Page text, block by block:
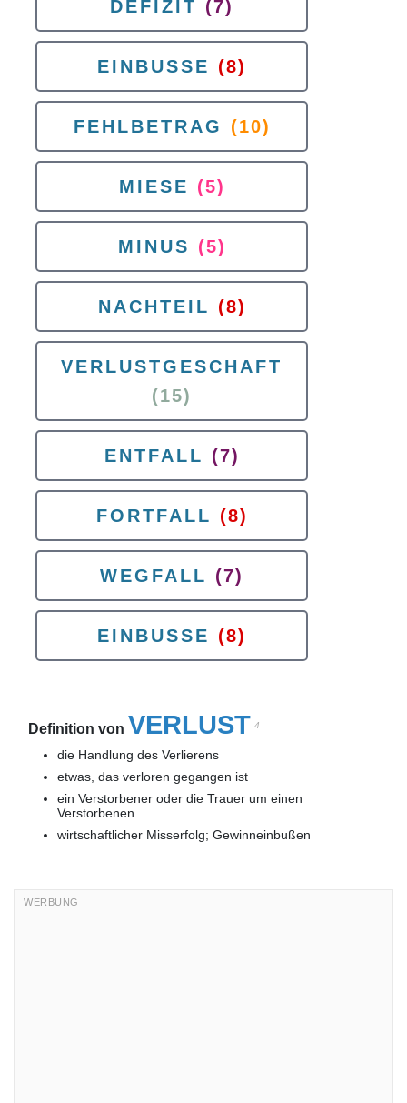
DEFIZIT (7)
EINBUSSE (8)
FEHLBETRAG (10)
MIESE (5)
MINUS (5)
NACHTEIL (8)
VERLUSTGESCHAFT
(15)
ENTFALL (7)
FORTFALL (8)
WEGFALL (7)
EINBUSSE (8)
Definition von VERLUST 4
die Handlung des Verlierens
etwas, das verloren gegangen ist
ein Verstorbener oder die Trauer um einen
Verstorbenen
wirtschaftlicher Misserfolg; Gewinneinbußen